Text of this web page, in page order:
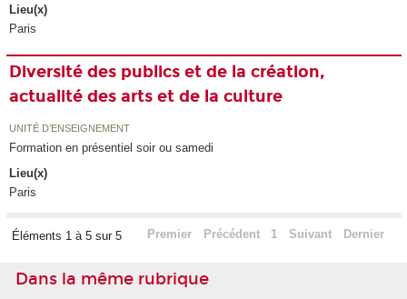
Lieu(x)
Paris
Diversité des publics et de la création,
actualité des arts et de la culture
UNITÉ D’ENSEIGNEMENT
Formation en présentiel soir ou samedi
Lieu(x)
Paris
Éléments 1 à 5 sur 5 Premier Précédent 1 Suivant Dernier
Dans la même rubrique